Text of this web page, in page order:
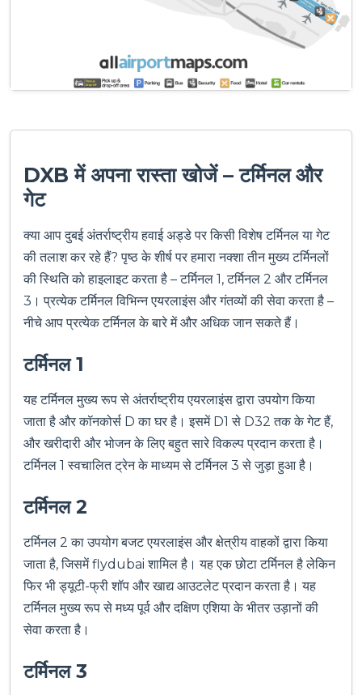
DXB में अपना रास्ता खोजें – टर्मिनल और
गेट
क्या आप दुबई अंतर्राष्ट्रीय हवाई अड्डे पर किसी विशेष टर्मिनल या गेट
की तलाश कर रहे हैं? पृष्ठ के शीर्ष पर हमारा नक्शा तीन मुख्य टर्मिनलों
की स्थिति को हाइलाइट करता है – टर्मिनल 1, टर्मिनल 2 और टर्मिनल
3। प्रत्येक टर्मिनल विभिन्न एयरलाइंस और गंतव्यों की सेवा करता है –
नीचे आप प्रत्येक टर्मिनल के बारे में और अधिक जान सकते हैं।
टर्मिनल 1
यह टर्मिनल मुख्य रूप से अंतर्राष्ट्रीय एयरलाइंस द्वारा उपयोग किया
जाता है और कॉनकोर्स D का घर है। इसमें D1 से D32 तक के गेट हैं,
और खरीदारी और भोजन के लिए बहुत सारे विकल्प प्रदान करता है।
टर्मिनल 1 स्वचालित ट्रेन के माध्यम से टर्मिनल 3 से जुड़ा हुआ है।
टर्मिनल 2
टर्मिनल 2 का उपयोग बजट एयरलाइंस और क्षेत्रीय वाहकों द्वारा किया
जाता है, जिसमें flydubai शामिल है। यह एक छोटा टर्मिनल है लेकिन
फिर भी ड्यूटी-फ्री शॉप और खाद्य आउटलेट प्रदान करता है। यह
टर्मिनल मुख्य रूप से मध्य पूर्व और दक्षिण एशिया के भीतर उड़ानों की
सेवा करता है।
टर्मिनल 3